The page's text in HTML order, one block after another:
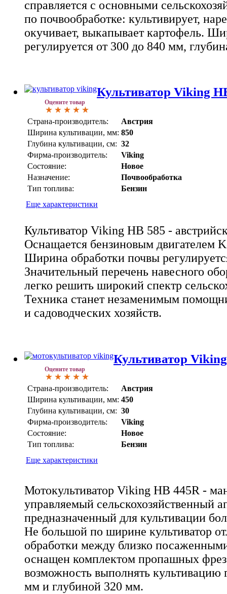
справляется с основными
по почвообработке: культивирует,
окучивает, выкапывает картофель.
регулируется от 300 до 840 мм,
Оцените товар
Культиватор Viking
Страна-производитель:
Австрия
Ширина культивации, мм: 850
Глубина культивации, см: 32
Фирма-производитель:
Viking
Состояние:
Новое
Назначение:
Почвообработка
Тип топлива:
Бензин
Еще характеристики
Культиватор Viking HB 585 -
Оснащается бензиновым двигателем
Ширина обработки почвы
Значительный перечень навесного
легко решить широкий спектр
Техника станет незаменимым
и садоводческих хозяйств.
Оцените товар
Культиватор
Страна-производитель:
Австрия
Ширина культивации, мм: 450
Глубина культивации, см: 30
Фирма-производитель:
Viking
Состояние:
Новое
Тип топлива:
Бензин
Еще характеристики
Мотокультиватор Viking HB 445R -
управляемый сельскохозяйственный
предназначенный для культивации
Не большой по ширине культиватор
обработки между близко
оснащен комплектом пропашных
возможность выполнять
мм и глубиной 320 мм.